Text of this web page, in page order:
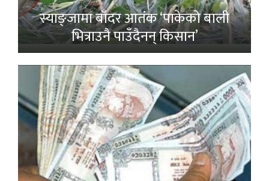
स्याङ्जामा बाँदर आतंक ‘पाकेको बाली
भित्राउनै पाउँदैनन् किसान’